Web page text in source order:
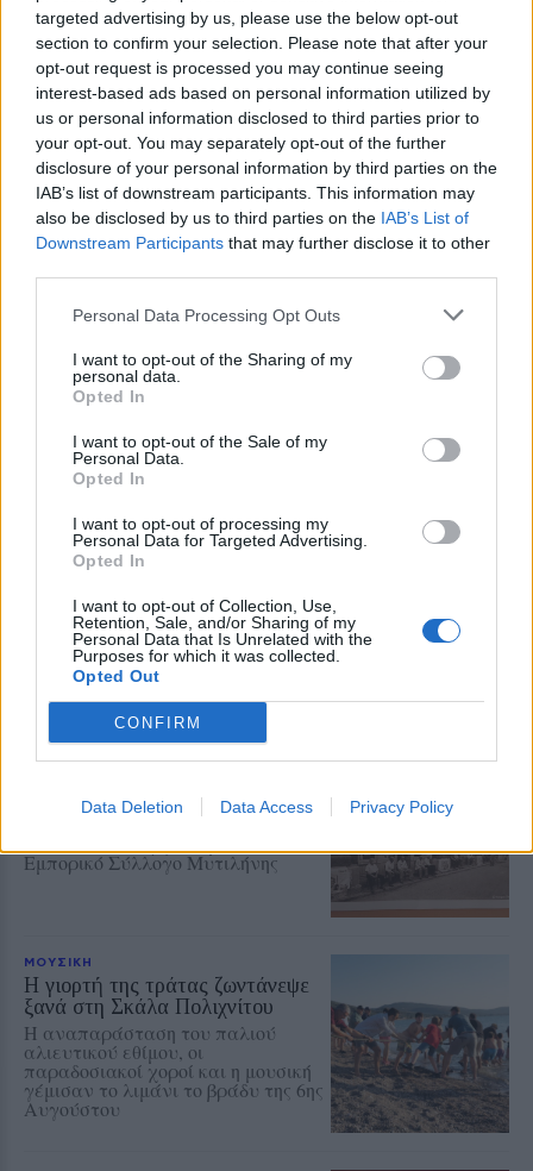
targeted advertising by us, please use the below opt-out
section to confirm your selection. Please note that after your
opt-out request is processed you may continue seeing
interest-based ads based on personal information utilized by
us or personal information disclosed to third parties prior to
your opt-out. You may separately opt-out of the further
disclosure of your personal information by third parties on the
IAB’s list of downstream participants. This information may
also be disclosed by us to third parties on the IAB’s List of
Downstream Participants that may further disclose it to other
Personal Data Processing Opt Outs
I want to opt-out of the Sharing of my
personal data.
Opted In
I want to opt-out of the Sale of my
Personal Data.
Opted In
I want to opt-out of processing my
Personal Data for Targeted Advertising.
Opted In
I want to opt-out of Collection, Use,
Retention, Sale, and/or Sharing of my
Personal Data that Is Unrelated with the
Purposes for which it was collected.
Opted Out
CONFIRM
Data Deletion Data Access Privacy Policy
πρόγραμμα της φετινής Έκθεσης Βιβλίου.
Δείτε περισσότερα άρθρα μας στα αποτελέσματα
αναζήτησης
Add stonisi.gr on Google ↗
ΜΟΥΣΙΚΗ
παραλία της Δρώτας
Δύο ημέρες γεμάτες ζωντανή
μουσική, χορό και διασκέδαση από
Σύλλογο «Η Δρώτα»
ΕΙΚΑΣΤΙΚΑ
Ανοίγει ο δρόμος για το Ψηφιακό
Μουσείο Ιακωβίδη στα Χίδυρα
Ολοκληρώθηκε η μεταβίβαση του
ακινήτου και ακολουθεί η
διαδικασία παραχώρησής του στον
Δήμο Δυτικής Λέσβου
σύνδεσης του σήμερα της
Μυτιλήνης με το χθες
Εμπορικό Σύλλογο Μυτιλήνης
ΜΟΥΣΙΚΗ
Η γιορτή της τράτας ζωντάνεψε
ξανά στη Σκάλα Πολιχνίτου
Η αναπαράσταση του παλιού
αλιευτικού εθίμου, οι
παραδοσιακοί χοροί και η μουσική
γέμισαν το λιμάνι το βράδυ της 6ης
Αυγούστου